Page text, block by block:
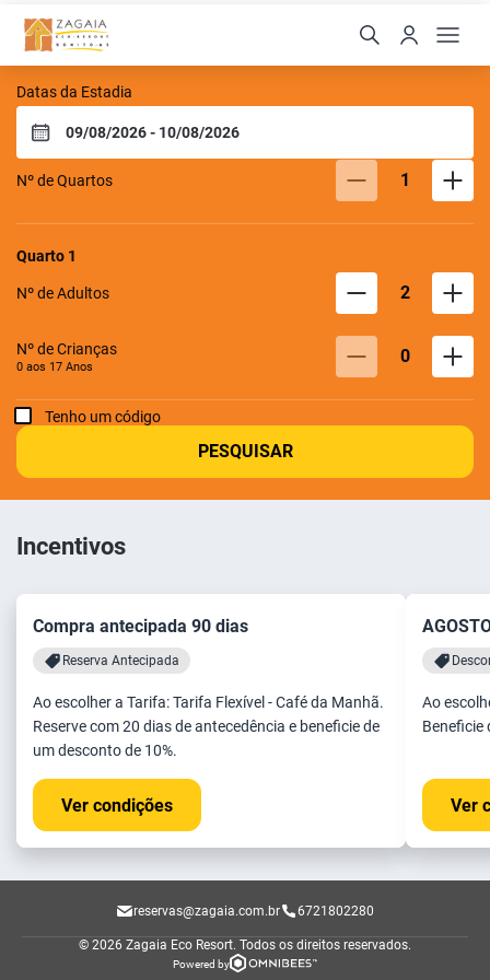
Zagaia Eco Resort
Datas da Estadia
Nº de Quartos 1
Quarto 1
Nº de Adultos 2
Nº de Crianças
0 aos 17 Anos 0
Tenho um código
PESQUISAR
Incentivos
Compra antecipada 90 dias
Reserva Antecipada
Ao escolher a Tarifa: Tarifa Flexível - Café da Manhã.
Reserve com 20 dias de antecedência e beneficie de
um desconto de 10%.
Ver condições
Ao
Beneficie
Ver
reservas@zagaia.com.br 6721802280
© 2026 Zagaia Eco Resort. Todos os direitos reservados.
Powered by